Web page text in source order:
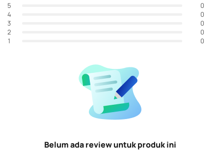
5
0
4
0
3
0
2
0
1
0
Belum ada review untuk produk ini